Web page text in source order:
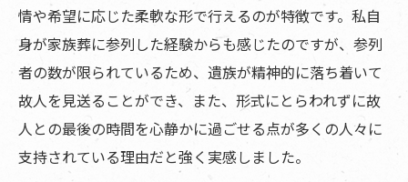
よくある質問
まとめ
寺院概要
情や希望に応じた柔軟な形で行えるのが特徴です。私自
身が家族葬に参列した経験からも感じたのですが、参列
者の数が限られているため、遺族が精神的に落ち着いて
故人を見送ることができ、また、形式にとらわれずに故
人との最後の時間を心静かに過ごせる点が多くの人々に
支持されている理由だと強く実感しました。